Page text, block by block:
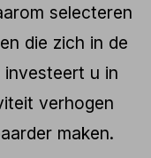
selecteren
die zich in de
investeert u in
verhogen
maken.